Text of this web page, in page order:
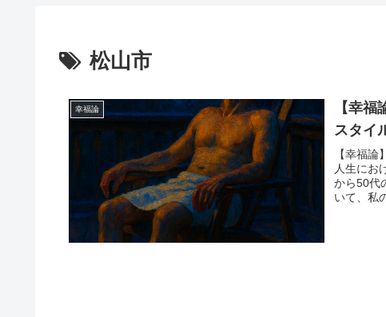
松山市
幸福論
【幸
スタイ
【幸福
人生にお
から50代
いて、私